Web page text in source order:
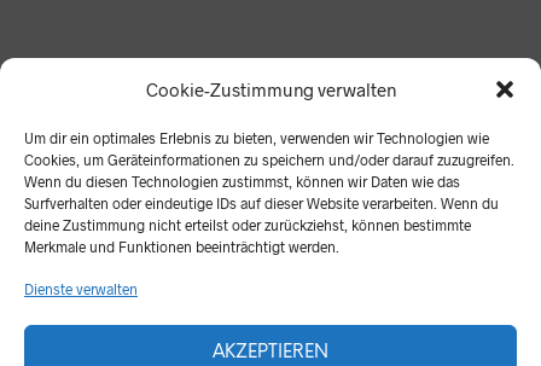
Cookie-Zustimmung verwalten
Um dir ein optimales Erlebnis zu bieten, verwenden wir Technologien wie
Cookies, um Geräteinformationen zu speichern und/oder darauf zuzugreifen.
Wenn du diesen Technologien zustimmst, können wir Daten wie das
Surfverhalten oder eindeutige IDs auf dieser Website verarbeiten. Wenn du
deine Zustimmung nicht erteilst oder zurückziehst, können bestimmte
Merkmale und Funktionen beeinträchtigt werden.
Dienste verwalten
AKZEPTIEREN
Alle hier aufgeführten Lieder und Materialien stellen wir
für den privaten und unterrichtlichen Gebrauch gerne zur
Verfügung.
Zur kommerziellen Nutzung ist eine schriftliche
Genehmigung unsererseits erforderlich.